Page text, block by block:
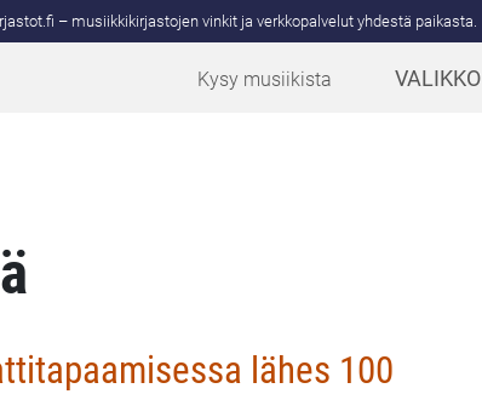
– musiikkikirjastojen vinkit ja verkkopalvelut yhdestä paikasta.
Kysy musiikista VALIKKO
lähes 100